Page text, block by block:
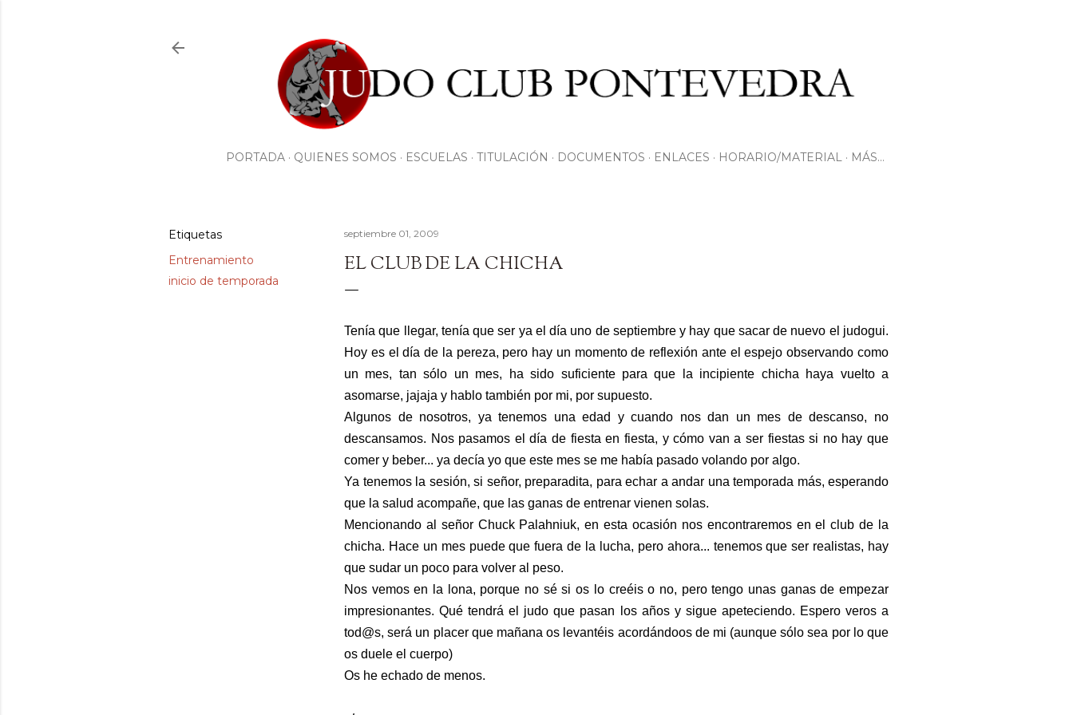
PORTADA QUIENES SOMOS ESCUELAS TITULACIÓN DOCUMENTOS ENLACES HORARIO/MATERIAL MÁS…
Etiquetas
Entrenamiento
inicio de temporada
septiembre 01, 2009
EL CLUB DE LA CHICHA
Tenía que llegar, tenía que ser ya el día uno de septiembre y hay que sacar de nuevo el judogui.
Hoy es el día de la pereza, pero hay un momento de reflexión ante el espejo observando como
un mes, tan sólo un mes, ha sido suficiente para que la incipiente chicha haya vuelto a
asomarse, jajaja y hablo también por mi, por supuesto.
Algunos de nosotros, ya tenemos una edad y cuando nos dan un mes de descanso, no
descansamos. Nos pasamos el día de fiesta en fiesta, y cómo van a ser fiestas si no hay que
comer y beber... ya decía yo que este mes se me había pasado volando por algo.
Ya tenemos la sesión, si señor, preparadita, para echar a andar una temporada más, esperando
que la salud acompañe, que las ganas de entrenar vienen solas.
Mencionando al señor Chuck Palahniuk, en esta ocasión nos encontraremos en el club de la
chicha. Hace un mes puede que fuera de la lucha, pero ahora... tenemos que ser realistas, hay
que sudar un poco para volver al peso.
Nos vemos en la lona, porque no sé si os lo creéis o no, pero tengo unas ganas de empezar
impresionantes. Qué tendrá el judo que pasan los años y sigue apeteciendo. Espero veros a
tod@s, será un placer que mañana os levantéis acordándoos de mi (aunque sólo sea por lo que
os duele el cuerpo)
Os he echado de menos.